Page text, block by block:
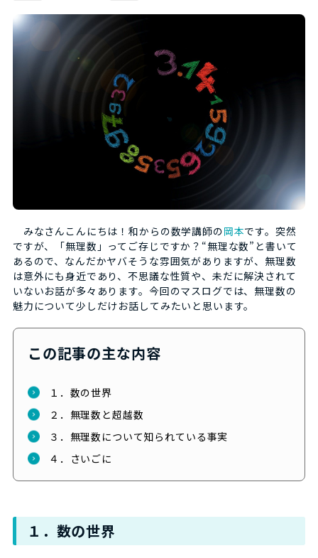
みなさんこんにちは！和からの数学講師の岡本です。突然
ですが、「無理数」ってご存じですか？“無理な数”と書いて
あるので、なんだかヤバそうな雰囲気がありますが、無理数
は意外にも身近であり、不思議な性質や、未だに解決されて
いないお話が多々あります。今回のマスログでは、無理数の
魅力について少しだけお話してみたいと思います。
この記事の主な内容
１．数の世界
２．無理数と超越数
３．無理数について知られている事実
４．さいごに
１．数の世界